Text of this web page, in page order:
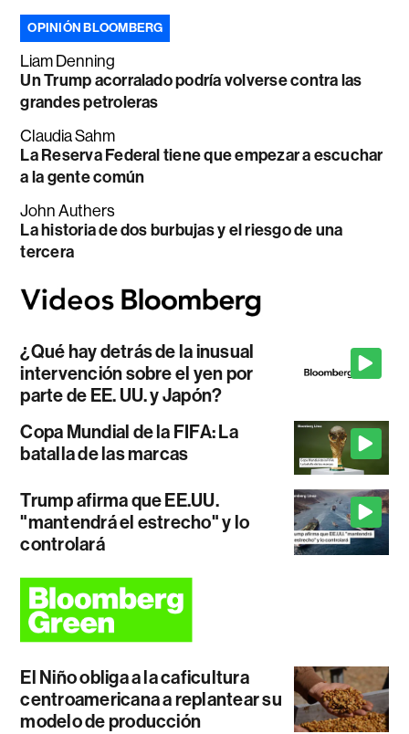
OPINIÓN BLOOMBERG
Liam Denning
Un Trump acorralado podría volverse contra las
grandes petroleras
Claudia Sahm
La Reserva Federal tiene que empezar a escuchar
a la gente común
John Authers
La historia de dos burbujas y el riesgo de una
tercera
¿Qué hay detrás de la inusual
intervención sobre el yen por
parte de EE. UU. y Japón?
Copa Mundial de la FIFA: La
batalla de las marcas
Trump afirma que EE.UU.
"mantendrá el estrecho" y lo
controlará
El Niño obliga a la caficultura
centroamericana a replantear su
modelo de producción